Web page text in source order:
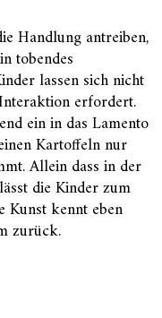
Handlung antreiben,
tobendes
lassen sich nicht
erfordert.
ein in das Lamento
Kartoffeln nur
Allein dass in der
die Kinder zum
Kunst kennt eben
zurück.